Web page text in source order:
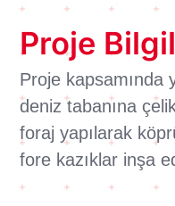
Proje
Proje kapsamında
deniz tabanına
foraj yapılarak
fore kazıklar inşa